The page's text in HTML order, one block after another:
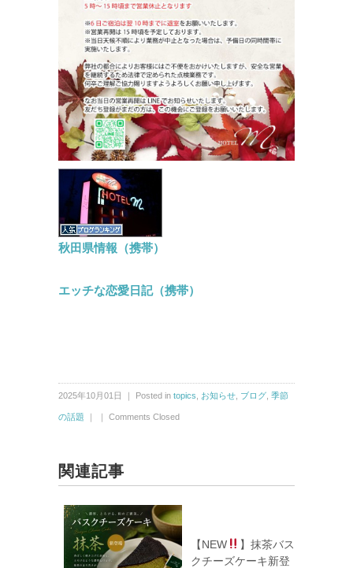
秋田県情報（携帯）
エッチな恋愛日記（携帯）
2025年10月01日 ｜ Posted in topics お知らせ ブログ 季節
の話題 ｜ ｜ Comments Closed
関連記事
【NEW
】抹茶バス
クチーズケーキ新登